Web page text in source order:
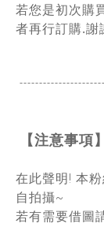
若您是初次購
者再行訂購.謝
【注意事項】
在此聲明! 本
自拍攝~
若有需要借圖